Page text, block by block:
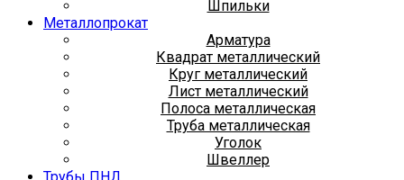
Шпильки
Металлопрокат
Арматура
Квадрат металлический
Круг металлический
Лист металлический
Полоса металлическая
Труба металлическая
Уголок
Швеллер